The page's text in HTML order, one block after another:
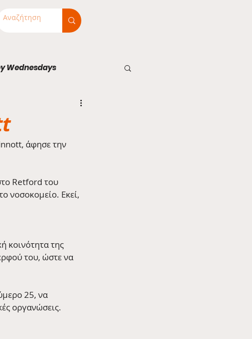
Wednesdays
άφησε την
Retford του
νοσοκομείο. Εκεί,
κοινότητα της
του, ώστε να
25, να
οργανώσεις.